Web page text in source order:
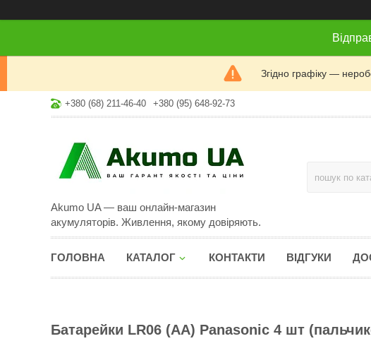
Згідно графіку —
+380 (68) 211-46-40 +380 (95) 648-92-73
Akumo UA — ваш онлайн-магазин
акумуляторів. Живлення, якому довіряють.
ГОЛОВНА КАТАЛОГ КОНТАКТИ ВІДГУКИ
Батарейки LR06 (AА) Panasonic 4 шт